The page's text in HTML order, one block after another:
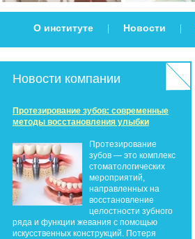
О институте Новости
Новости компании
Протезирование зубов: современные
методы восстановления улыбки
Протезирование
зубов — это комплекс
стоматологических
мероприятий,
направленных на
восстановление
целостности зубного
ряда и функции жевания с помощью
искусственных конструкций. Потеря